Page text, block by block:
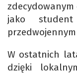
zdecydowanym
jako
W ostatnich
dzięki